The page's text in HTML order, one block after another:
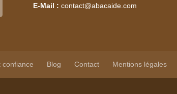
E-Mail : contact@abacaide.com
confiance Blog Contact Mentions légales